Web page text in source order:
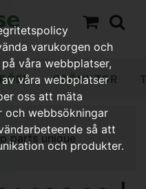
GRÖNYTOR
parts unique
varukorgen och
våra webbplatser,
våra webbplatser
oss att mäta
och webbsökningar
så att
och produkter.